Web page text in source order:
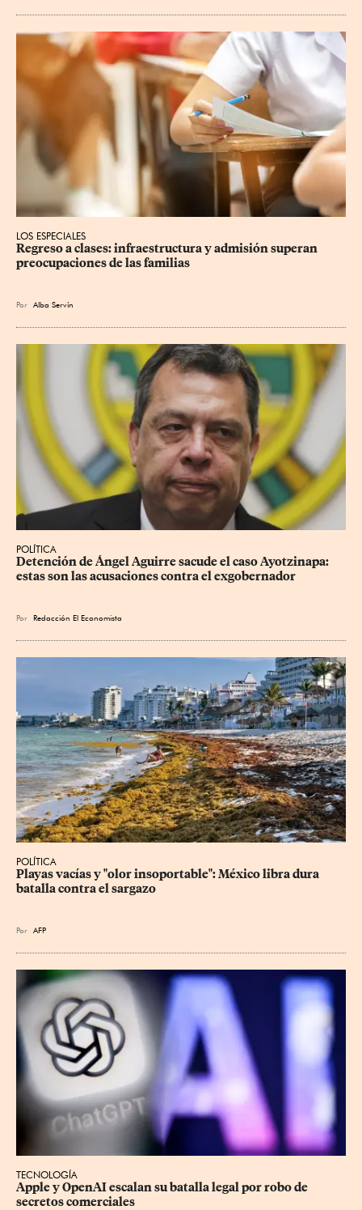
LOS ESPECIALES
Regreso a clases: infraestructura y admisión superan
preocupaciones de las familias
Por Alba Servín
POLÍTICA
Detención de Ángel Aguirre sacude el caso Ayotzinapa:
estas son las acusaciones contra el exgobernador
Por Redacción El Economista
POLÍTICA
Playas vacías y "olor insoportable": México libra dura
batalla contra el sargazo
Por AFP
TECNOLOGÍA
Apple y OpenAI escalan su batalla legal por robo de
secretos comerciales